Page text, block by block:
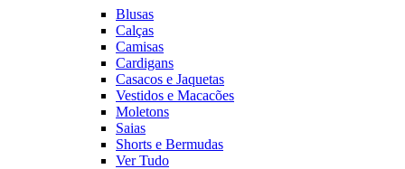
Blusas
Calças
Camisas
Cardigans
Casacos e Jaquetas
Vestidos e Macacões
Moletons
Saias
Shorts e Bermudas
Ver Tudo